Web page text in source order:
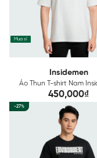
Mua sỉ
Insidemen
Áo Thun T-shirt Nam
Cotton ITS023AZ
450,000₫
-27%